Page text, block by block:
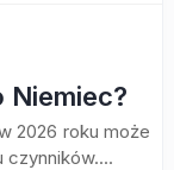
Niemiec?
2026 roku może
czynników....